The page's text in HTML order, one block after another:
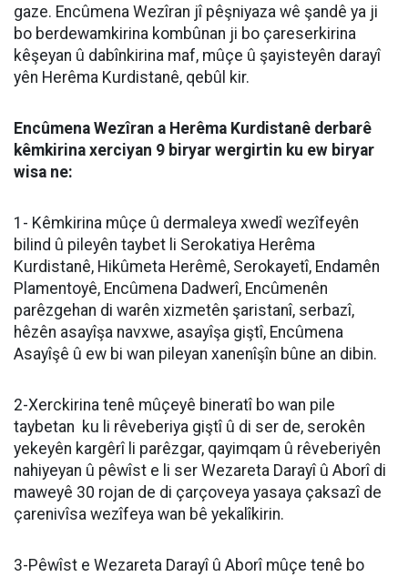
gaze. Encûmena Wezîran jî pêşniyaza wê şandê ya ji
bo berdewamkirina kombûnan ji bo çareserkirina
kêşeyan û dabînkirina maf, mûçe û şayisteyên darayî
yên Herêma Kurdistanê, qebûl kir.
Encûmena Wezîran a Herêma Kurdistanê derbarê
kêmkirina xerciyan 9 biryar wergirtin ku ew biryar
wisa ne:
1- Kêmkirina mûçe û dermaleya xwedî wezîfeyên
bilind û pileyên taybet li Serokatiya Herêma
Kurdistanê, Hikûmeta Herêmê, Serokayetî, Endamên
Plamentoyê, Encûmena Dadwerî, Encûmenên
parêzgehan di warên xizmetên şaristanî, serbazî,
hêzên asayîşa navxwe, asayîşa giştî, Encûmena
Asayîşê û ew bi wan pileyan xanenîşîn bûne an dibin.
2-Xerckirina tenê mûçeyê bineratî bo wan pile
taybetan ku li rêveberiya giştî û di ser de, serokên
yekeyên kargêrî li parêzgar, qayimqam û rêveberiyên
nahiyeyan û pêwîst e li ser Wezareta Darayî û Aborî di
maweyê 30 rojan de di çarçoveya yasaya çaksazî de
çarenivîsa wezîfeya wan bê yekalîkirin.
3-Pêwîst e Wezareta Darayî û Aborî mûçe tenê bo